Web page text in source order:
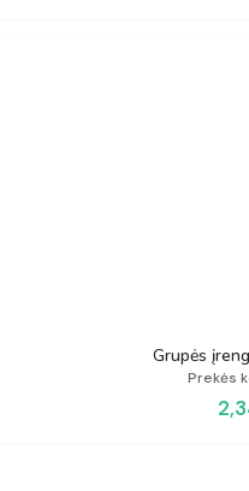
Grupės
Prekės